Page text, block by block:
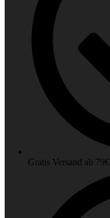
Gratis Versand ab 79€